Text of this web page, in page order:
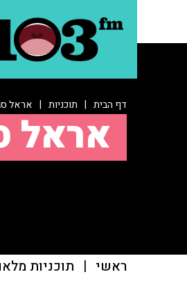
דף הבית | תוכניות | אראל
אראל
ראשי | תוכניות